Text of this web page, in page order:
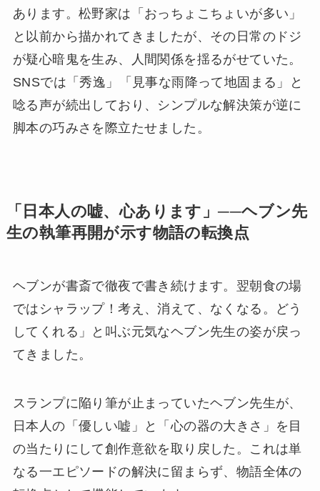
あります。松野家は「おっちょこちょいが多い」
と以前から描かれてきましたが、その日常のドジ
が疑心暗鬼を生み、人間関係を揺るがせていた。
SNSでは「秀逸」「見事な雨降って地固まる」と
唸る声が続出しており、シンプルな解決策が逆に
脚本の巧みさを際立たせました。
「日本人の嘘、心あります」──ヘブン先
生の執筆再開が示す物語の転換点
ヘブンが書斎で徹夜で書き続けます。翌朝食の場
ではシャラップ！考え、消えて、なくなる。どう
してくれる」と叫ぶ元気なヘブン先生の姿が戻っ
てきました。
スランプに陥り筆が止まっていたヘブン先生が、
日本人の「優しい嘘」と「心の器の大きさ」を目
の当たりにして創作意欲を取り戻した。これは単
なる一エピソードの解決に留まらず、物語全体の